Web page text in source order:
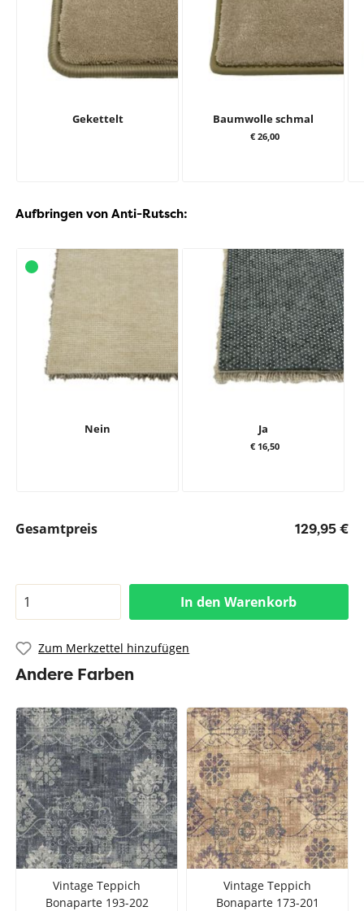
Gekettelt Baumwolle schmal
€ 26,00
Aufbringen von Anti-Rutsch:
Nein Ja
€ 16,50
Gesamtpreis 129,95 €
In den Warenkorb
Zum Merkzettel hinzufügen
Andere Farben
Vintage Teppich
Bonaparte 193-202
Vintage Teppich
Bonaparte 173-201